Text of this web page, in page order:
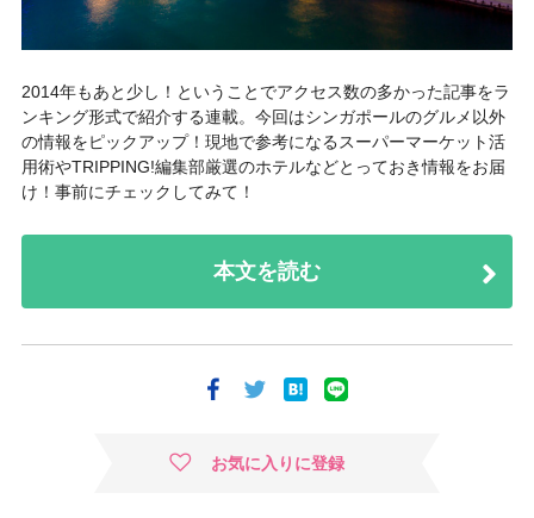
2014年もあと少し！ ということでアクセス数の多かった記事をラ
ンキング形式で紹介する連載。今回はシンガポールのグルメ以外
の情報をピックアップ！現地で参考になるスーパーマーケット活
用術やTRIPPING!編集部厳選のホテルなどとっておき情報をお届
け！事前にチェックしてみて！
本文を読む
お気に入りに登録